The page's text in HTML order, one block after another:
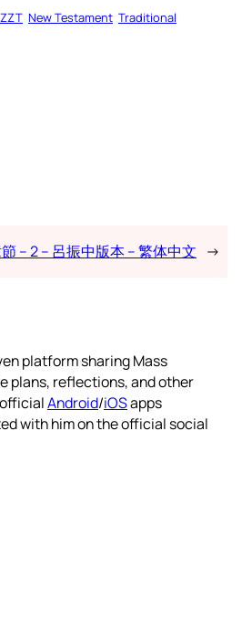
New Testament Traditional
– 2 – 呂振中版本 – 繁体中文 →
platform sharing Mass
plans, reflections, and other
Android/iOSapps
with him on the official social